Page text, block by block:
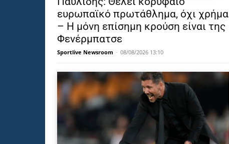
ευρωπαϊκό πρωτάθλημα, όχι χρήμα
– Η μόνη επίσημη κρούση είναι της
Φενέρμπατσε
Sportlive Newsroom - 08/08/2026 13:10